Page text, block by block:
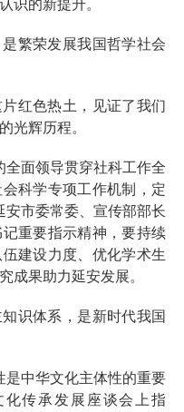
识的新提升。
繁荣发展我国哲学社会
红色热土，见证了我们
光辉历程。
全面领导贯穿社科工作全
科学专项工作机制，定
安市委常委、宣传部部长
重要指示精神，要持续
建设力度、优化学术生
成果助力延安发展。
识体系，是新时代我国
是中华文化主体性的重要
传承发展座谈会上指